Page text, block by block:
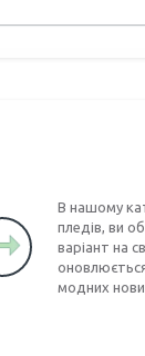
В нашому
пледів, ви
варіант на
модних